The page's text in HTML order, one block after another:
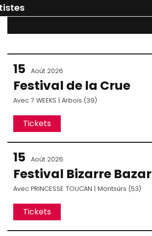
15 Août 2026
Festival de la Crue
Avec 7 WEEKS | Arbois (39)
Tickets
15 Août 2026
Festival Bizarre Bazar
Avec PRINCESSE TOUCAN | Montsûrs (53)
Tickets